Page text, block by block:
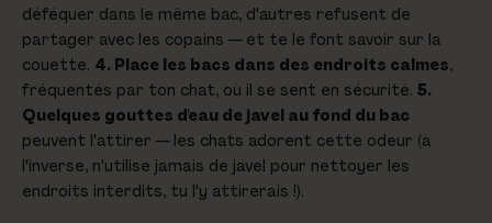
déféquer dans le même bac, d'autres refusent de
partager avec les copains — et te le font savoir sur la
couette. 4. Place les bacs dans des endroits calmes,
fréquentés par ton chat, où il se sent en sécurité. 5.
Quelques gouttes d'eau de javel au fond du bac
peuvent l'attirer — les chats adorent cette odeur (à
l'inverse, n'utilise jamais de javel pour nettoyer les
endroits interdits, tu l'y attirerais !).